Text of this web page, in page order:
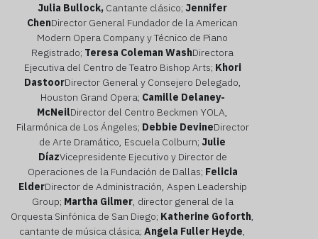
Julia Bullock, Cantante clásico;Jennifer
ChenDirector General Fundador de la American
Modern Opera Company y Técnico de Piano
Registrado; Teresa Coleman WashDirectora
Ejecutiva del Centro de Teatro Bishop Arts; Khori
DastoorDirector General y Consejero Delegado,
Houston Grand Opera; Camille Delaney-
McNeilDirector del Centro Beckmen YOLA,
Filarmónica de Los Ángeles; Debbie DevineDirector
de Arte Dramático, Escuela Colburn;Julie
DíazVicepresidente Ejecutivo y Director de
Operaciones de la Fundación de Dallas; Felicia
ElderDirector de Administración, Aspen Leadership
Group; Martha Gilmer, director general de la
Orquesta Sinfónica de San Diego; Katherine Goforth,
cantante de música clásica;Angela Fuller Heyde,